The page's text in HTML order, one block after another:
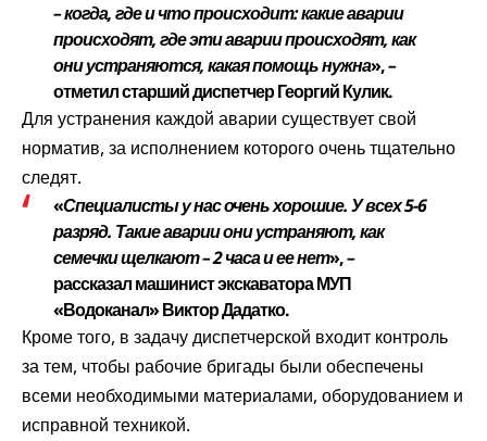
– когда, где и что происходит: какие аварии
происходят, где эти аварии происходят, как
они устраняются, какая помощь нужна»,–
отметил старший диспетчер Георгий Кулик.
Для устранения каждой аварии существует свой
норматив, за исполнением которого очень тщательно
следят.
«Специалисты у нас очень хорошие. У всех 5-6
разряд. Такие аварии они устраняют, как
семечки щелкают – 2 часа и ее нет»,–
рассказал машинист экскаватора МУП
«Водоканал» Виктор Дадатко.
Кроме того, в задачу диспетчерской входит контроль
за тем, чтобы рабочие бригады были обеспечены
всеми необходимыми материалами, оборудованием и
исправной техникой.